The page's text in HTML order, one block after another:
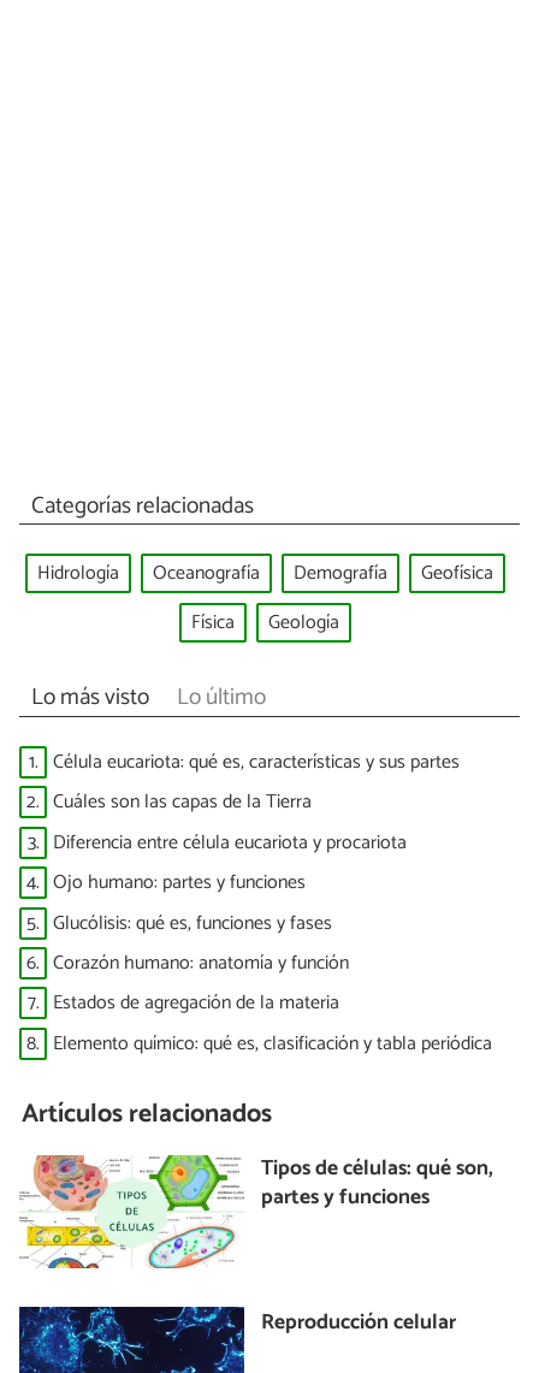
Categorías relacionadas
Hidrología Oceanografía Demografía
Geofísica
Física
Geología
Lo más visto Lo último
1. Célula eucariota: qué es, características y sus partes
2. Cuáles son las capas de la Tierra
3. Diferencia entre célula eucariota y procariota
4. Ojo humano: partes y funciones
5. Glucólisis: qué es, funciones y fases
6. Corazón humano: anatomía y función
7. Estados de agregación de la materia
8. Elemento químico: qué es, clasificación y tabla periódica
Artículos relacionados
Tipos de células: qué son,
partes y funciones
Reproducción celular